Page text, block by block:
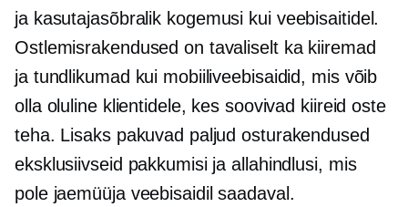
ja kasutajasõbralik kogemusi kui veebisaitidel.
Ostlemisrakendused on tavaliselt ka kiiremad
ja tundlikumad kui mobiiliveebisaidid, mis võib
olla oluline klientidele, kes soovivad kiireid oste
teha. Lisaks pakuvad paljud osturakendused
eksklusiivseid pakkumisi ja allahindlusi, mis
pole jaemüüja veebisaidil saadaval.